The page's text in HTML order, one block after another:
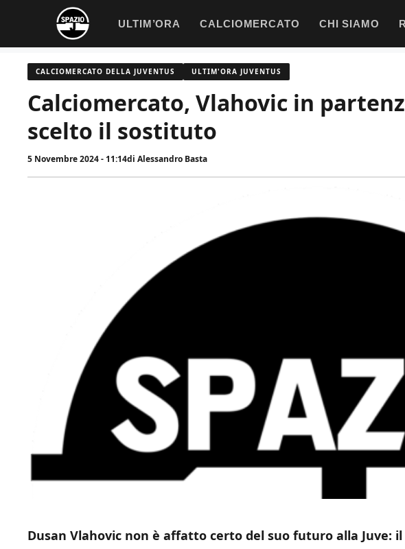
contenuto
ULTIM’ORA CALCIOMERCATO CHI SIAMO
CALCIOMERCATO DELLA JUVENTUS ULTIM'ORA JUVENTUS
Calciomercato, Vlahovic in
scelto il sostituto
5 Novembre 2024 - 11:14di Alessandro Basta
Dusan Vlahovic non è affatto certo del suo futuro alla Juve: